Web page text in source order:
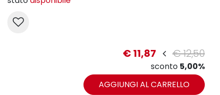
€ 11,87 € 12,50
sconto 5,00%
AGGIUNGI AL CARRELLO